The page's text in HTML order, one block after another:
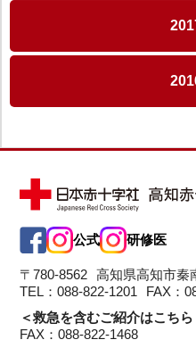
公式 研修医
〒780-8562
高知県高知市秦
TEL：088-822-1201
FAX：
＜救急を含むご紹介はこちら
FAX：088-822-1468